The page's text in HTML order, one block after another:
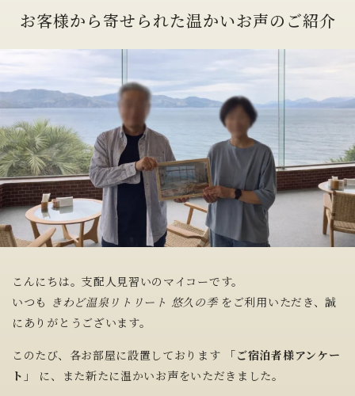
お客様から寄せられた温かいお声のご紹介
こんにちは。支配人見習いのマイコーです。
いつも きわど温泉リトリート 悠久の季をご利用いただき、誠
にありがとうございます。
このたび、各お部屋に設置しております
「ご宿泊者様アンケー
ト」
に、また新たに温かいお声をいただきました。